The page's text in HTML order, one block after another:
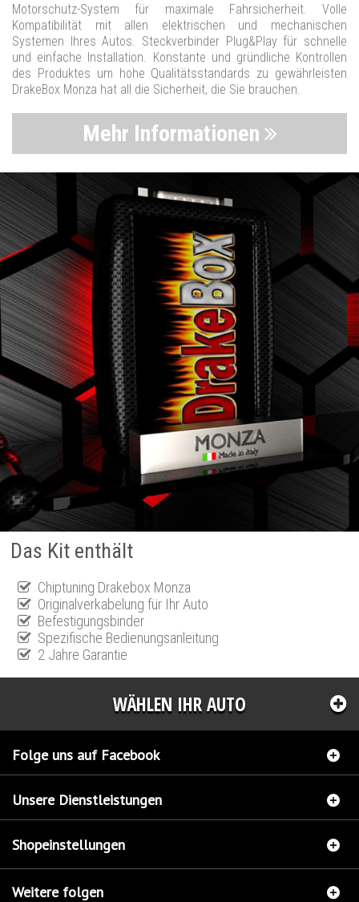
Motorschutz-System für maximale Fahrsicherheit. Volle
Kompatibilität mit allen elektrischen und mechanischen
Systemen Ihres Autos. Steckverbinder Plug&Play für schnelle
und einfache Installation. Konstante und gründliche Kontrollen
des Produktes um hohe Qualitätsstandards zu gewährleisten
DrakeBox Monza hat all die Sicherheit, die Sie brauchen.
Mehr Informationen
Das Kit enthält
Chiptuning Drakebox Monza
Originalverkabelung für Ihr Auto
Befestigungsbinder
Spezifische Bedienungsanleitung
2 Jahre Garantie
WÄHLEN IHR AUTO
Folge uns auf Facebook
Unsere Dienstleistungen
Shopeinstellungen
Weitere folgen